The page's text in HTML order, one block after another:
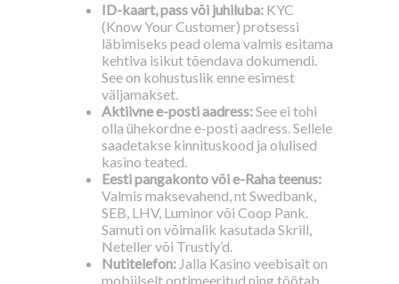
ID-kaart, pass või juhiluba: KYC
(Know Your Customer) protsessi
läbimiseks pead olema valmis esitama
kehtiva isikut tõendava dokumendi.
See on kohustuslik enne esimest
väljamakset.
Aktiivne e-posti aadress:See ei tohi
olla ühekordne e-posti aadress. Sellele
saadetakse kinnituskood ja olulised
kasino teated.
Eesti pangakonto või e-Raha teenus:
Valmis maksevahend, nt Swedbank,
SEB, LHV, Luminor või Coop Pank.
Samuti on võimalik kasutada Skrill,
Neteller või Trustly’d.
Nutitelefon: Jalla Kasino veebisait on
mobiilselt optimeeritud ning töötab